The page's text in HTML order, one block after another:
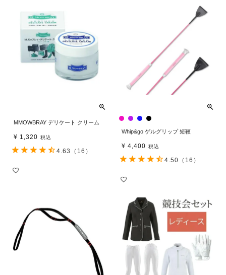
MMOWBRAY デリケート クリーム
¥ 1,320 税込
4.63 （16）
Whip&go ゲルグリップ 短鞭
¥ 4,400 税込
4.50 （16）